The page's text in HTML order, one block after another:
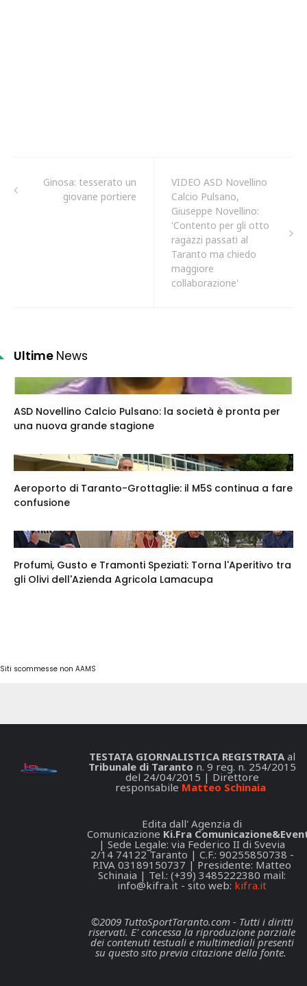
Ginosa: tesserato un
giovane portiere
VIDEO ASD Novellino
Calcio Pulsano,
Giuseppe Novellino:
'Contento per gli otto
ragazzi passati al
Taranto ma chiedo
maggiore
collaborazione'
Ultime News
ASD Novellino Calcio Pulsano: la società è pronta per
una nuova grande stagione
Aeroporto di Taranto-Grottaglie: il M5S continua a fare
confusione
Profumi, Gusto e Tramonti Speziati: Torna l'Aperitivo tra
gli Olivi dell'Azienda Agricola Lamacupa
Siti scommesse non AAMS
TESTATA GIORNALISTICA REGISTRATAal
Tribunale di Taranto n. 9 reg. n. 254/2015
del 24/04/2015 | Direttore
responsabile Matteo Schinaia
Edita dall' Agenzia di
Comunicazione Ki.Fra
| Sede Legale: via Federico II di Svevia
2/14 74122 Taranto | C.F.: 90255850738 -
P.IVA 03189150737 | Presidente: Matteo
Schinaia | Tel.: (+39) 3485222380 mail:
info@kifra.it - sito web: kifra.it
©2009 TuttoSportTaranto.com - Tutti i diritti
riservati. E' concessa la riproduzione parziale
dei contenuti testuali e multimediali presenti
su questo sito previa citazione della fonte.